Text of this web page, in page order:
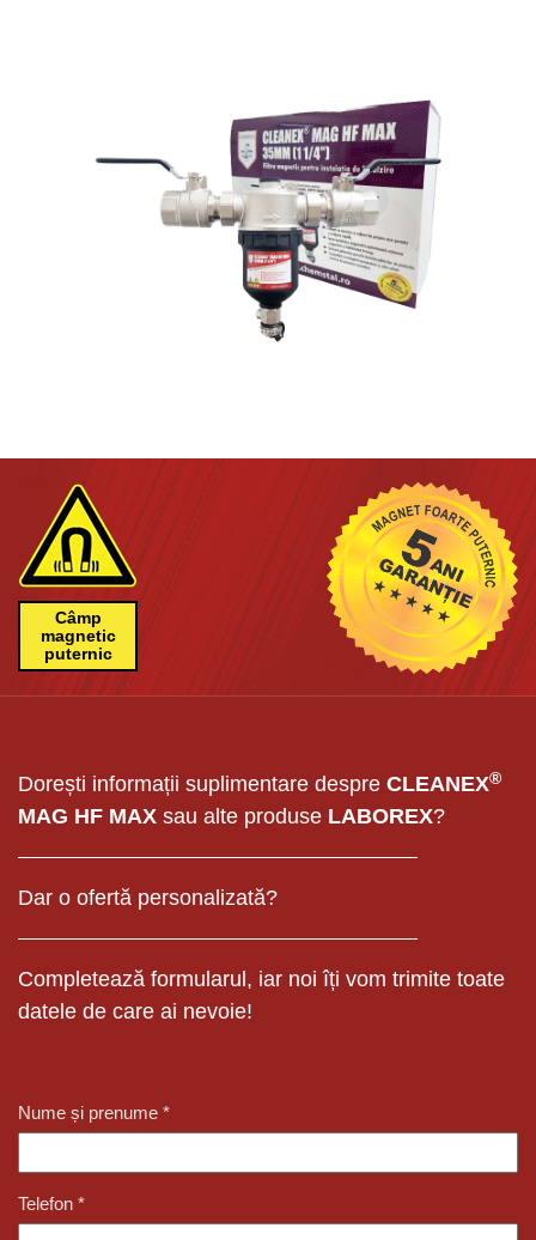
Câmp
magnetic
puternic
Dorești informații suplimentare despre CLEANEX®
MAG HF MAX sau alte produse LABOREX?
Dar o ofertă personalizată?
Completează formularul, iar noi îți vom trimite toate
datele de care ai nevoie!
Nume și prenume *
Telefon *